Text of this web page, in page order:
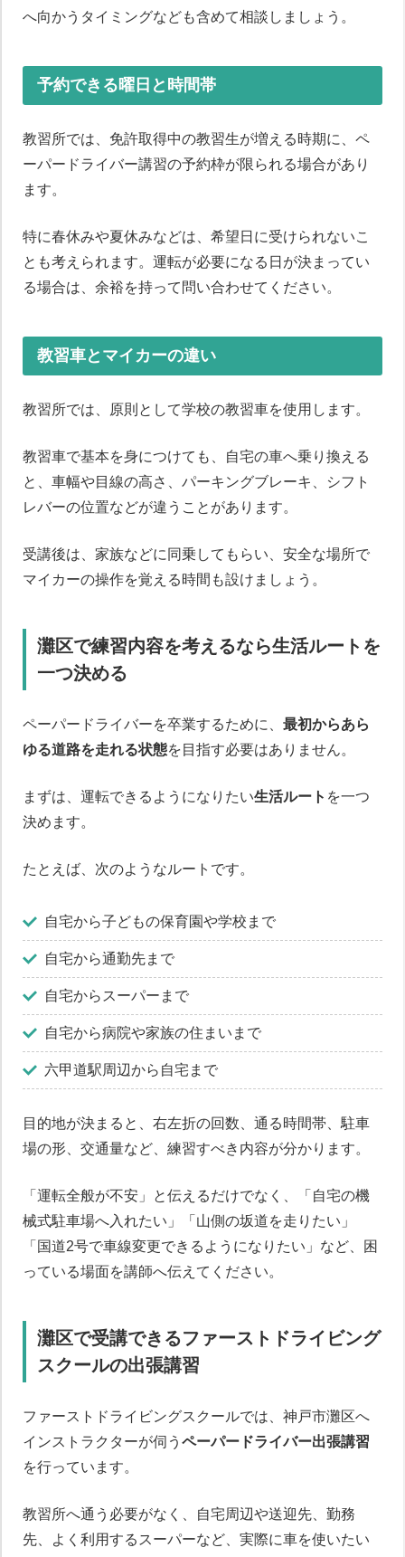
へ向かうタイミングなども含めて相談しましょう。
予約できる曜日と時間帯
教習所では、免許取得中の教習生が増える時期に、ペ
ーパードライバー講習の予約枠が限られる場合があり
ます。
特に春休みや夏休みなどは、希望日に受けられないこ
とも考えられます。運転が必要になる日が決まってい
る場合は、余裕を持って問い合わせてください。
教習車とマイカーの違い
教習所では、原則として学校の教習車を使用します。
教習車で基本を身につけても、自宅の車へ乗り換える
と、車幅や目線の高さ、パーキングブレーキ、シフト
レバーの位置などが違うことがあります。
受講後は、家族などに同乗してもらい、安全な場所で
マイカーの操作を覚える時間も設けましょう。
灘区で練習内容を考えるなら生活ルートを
一つ決める
ペーパードライバーを卒業するために、 最初からあら
ゆる道路を走れる状態を目指す必要はありません。
まずは、運転できるようになりたい生活ルート を一つ
決めます。
たとえば、次のようなルートです。
自宅から子どもの保育園や学校まで
自宅から通勤先まで
自宅からスーパーまで
自宅から病院や家族の住まいまで
六甲道駅周辺から自宅まで
目的地が決まると、右左折の回数、通る時間帯、駐車
場の形、交通量など、練習すべき内容が分かります。
「運転全般が不安」と伝えるだけでなく、「自宅の機
械式駐車場へ入れたい」「山側の坂道を走りたい」
「国道2号で車線変更できるようになりたい」など、困
っている場面を講師へ伝えてください。
灘区で受講できるファーストドライビング
スクールの出張講習
ファーストドライビングスクールでは、神戸市灘区へ
インストラクターが伺う ペーパードライバー出張講習
を行っています。
教習所へ通う必要がなく、自宅周辺や送迎先、勤務
先、よく利用するスーパーなど、実際に車を使いたい